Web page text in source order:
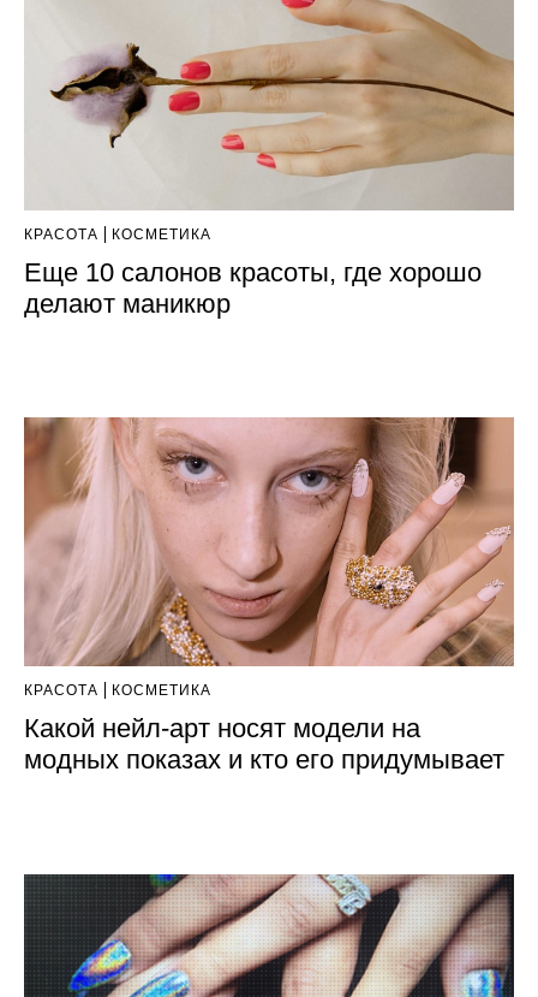
КРАСОТА КОСМЕТИКА
Еще 10 салонов красоты, где хорошо
делают маникюр
КРАСОТА КОСМЕТИКА
Какой нейл-арт носят модели на
модных показах и кто его придумывает